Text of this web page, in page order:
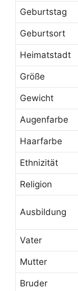
Geburtstag
Geburtsort
Heimatstadt
Größe
Gewicht
Augenfarbe
Haarfarbe
Ethnizität
Religion
Ausbildung
Vater
Mutter
Bruder